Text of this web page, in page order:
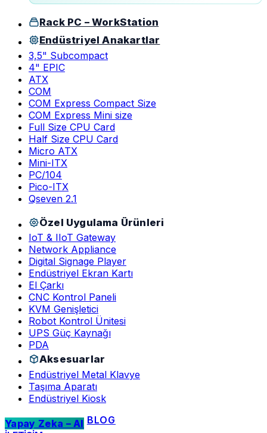
Rack PC – WorkStation
Endüstriyel Anakartlar
3,5" Subcompact
4" EPIC
ATX
COM
COM Express Compact Size
COM Express Mini size
Full Size CPU Card
Half Size CPU Card
Micro ATX
Mini-ITX
PC/104
Pico-ITX
Qseven 2.1
Özel Uygulama Ürünleri
IoT & IIoT Gateway
Network Appliance
Digital Signage Player
Endüstriyel Ekran Kartı
El Çarkı
CNC Kontrol Paneli
KVM Genişletici
Robot Kontrol Ünitesi
UPS Güç Kaynağı
PDA
Aksesuarlar
Endüstriyel Metal Klavye
Taşıma Aparatı
Endüstriyel Kiosk
Yapay Zeka – AI BLOG